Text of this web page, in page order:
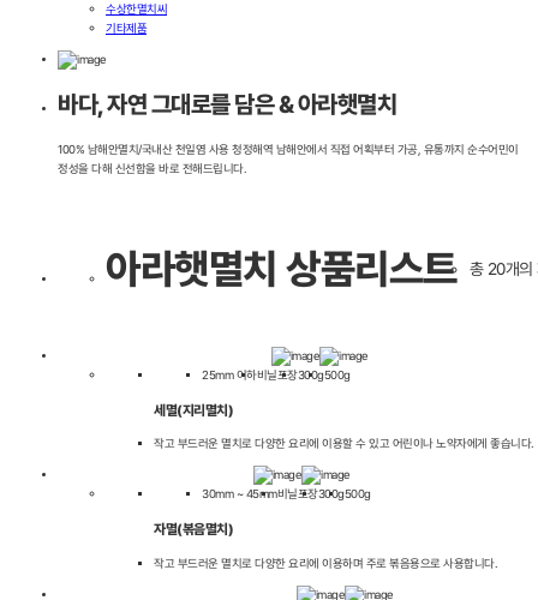
수상한멸치씨
기타제품
바다, 자연 그대로를 담은 & 아라햇멸치
100% 남해안멸치/국내산 천일염 사용 청정해역 남해안에서 직접 어획부터 가공, 유통까지 순수어민이
정성을 다해 신선함을 바로 전해드립니다.
아라햇멸치 상품리스트 총 20개의
25mm 이하비닐포장300g500g
세멸(지리멸치)
작고 부드러운 멸치로 다양한 요리에 이용할 수 있고 어린이나 노약자에게 좋습니다.
30mm ~ 45mm비닐포장300g500g
자멸(볶음멸치)
작고 부드러운 멸치로 다양한 요리에 이용하며 주로 볶음용으로 사용합니다.